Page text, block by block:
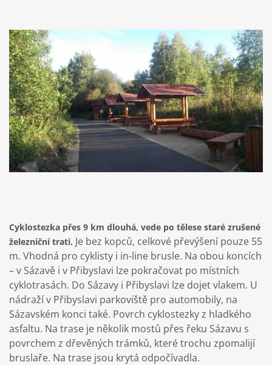
Cyklostezka přes 9 km dlouhá, vede po tělese staré zrušené
železniční trati. Je bez kopců, celkové převýšení pouze 55
m. Vhodná pro cyklisty i in-line brusle. Na obou koncích
– v Sázavě i v Přibyslavi lze pokračovat po místních
cyklotrasách. Do Sázavy i Přibyslavi lze dojet vlakem. U
nádraží v Přibyslavi parkoviště pro automobily, na
Sázavském konci také. Povrch cyklostezky z hladkého
asfaltu. Na trase je několik mostů přes řeku Sázavu s
povrchem z dřevěných trámků, které trochu zpomalijí
bruslaře. Na trase jsou krytá odpočívadla.